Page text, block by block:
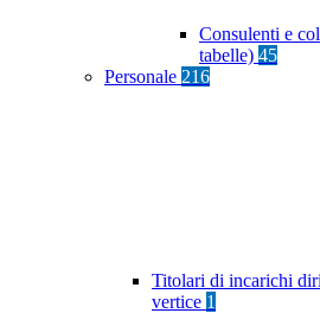
Consulenti e
tabelle) 45
Personale 216
Titolari di incarichi
vertice 1